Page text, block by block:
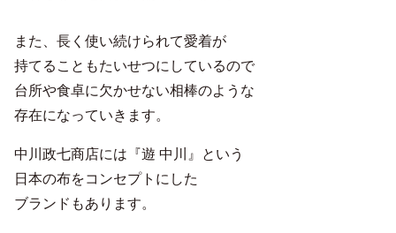
また、長く使い続けられて愛着が
持てることもたいせつにしているので
台所や食卓に欠かせない相棒のような
存在になっていきます。
中川政七商店には『遊 中川』という
日本の布をコンセプトにした
ブランドもあります。